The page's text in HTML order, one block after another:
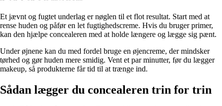
Et jævnt og fugtet underlag er nøglen til et flot resultat. Start med at
rense huden og påfør en let fugtighedscreme. Hvis du bruger primer,
kan den hjælpe concealeren med at holde længere og lægge sig pænt.
Under øjnene kan du med fordel bruge en øjencreme, der mindsker
tørhed og gør huden mere smidig. Vent et par minutter, før du lægger
makeup, så produkterne får tid til at trænge ind.
Sådan lægger du concealeren trin for trin